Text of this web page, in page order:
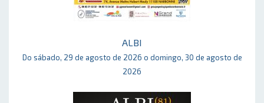
ALBI
Do sábado, 29 de agosto de 2026 o domingo, 30 de agosto de
2026